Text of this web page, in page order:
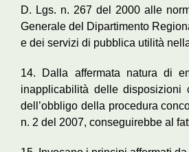
D. Lgs. n. 267 del 2000 alle
Generale del Dipartimento
e dei servizi di pubblica utilità
14. Dalla affermata natura di
inapplicabilità delle
dell’obbligo della procedura
n. 2 del 2007, conseguirebbe al